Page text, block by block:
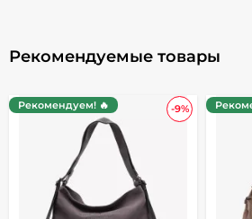
Рекомендуемые товары
-9%
Рекомендуем! 🔥